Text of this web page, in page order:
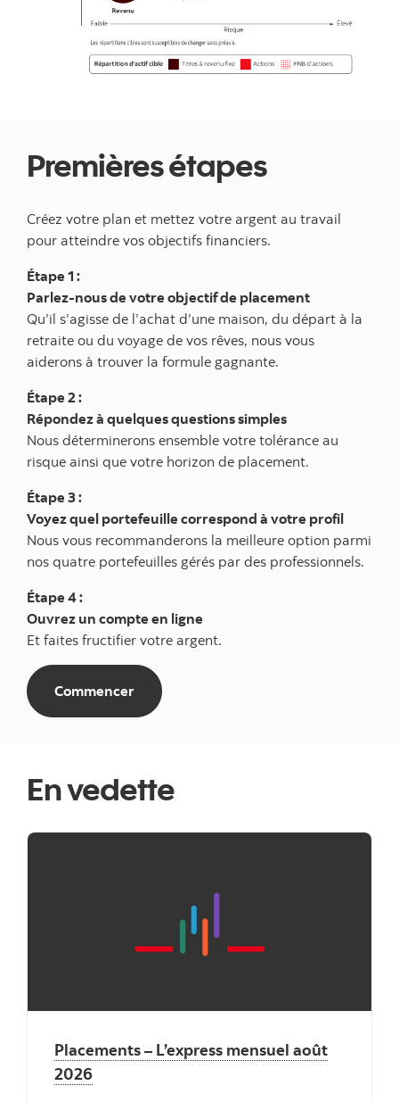
Premières étapes
Créez votre plan et mettez votre argent au travail
pour atteindre vos objectifs financiers.
Étape 1 :
Parlez-nous de votre objectif de placement
Qu’il s’agisse de l’achat d’une maison, du départ à la
retraite ou du voyage de vos rêves, nous vous
aiderons à trouver la formule gagnante.
Étape 2 :
Répondez à quelques questions simples
Nous déterminerons ensemble votre tolérance au
risque ainsi que votre horizon de placement.
Étape 3 :
Voyez quel portefeuille correspond à votre profil
Nous vous recommanderons la meilleure option parmi
nos quatre portefeuilles gérés par des professionnels.
Étape 4 :
Ouvrez un compte en ligne
Et faites fructifier votre argent.
CommencerCommencer
En vedette
Placements – L’express mensuel août
2026